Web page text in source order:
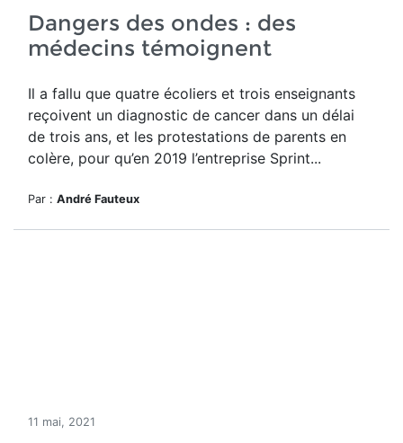
Dangers des ondes : des
médecins témoignent
Il a fallu que quatre écoliers et trois enseignants
reçoivent un diagnostic de cancer dans un délai
de trois ans, et les protestations de parents en
colère, pour qu’en 2019 l’entreprise Sprint...
Par : André Fauteux
11 mai, 2021